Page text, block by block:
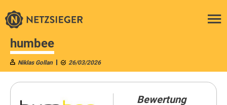
humbee
Niklas Gollan 26/03/2026
Bewertung